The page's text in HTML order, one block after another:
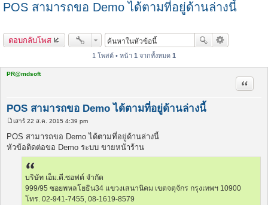
i
g
POS สามารถขอ Demo ได้ตามที่อยู่ด้านล่างนี้
ตอบกลับโพส
1 โพสต์ • หน้า 1 จากทั้งหมด 1
PR@mdsoft
POS สามารถขอ Demo ได้ตามที่อยู่ด้านล่างนี้
อ้างคำ
พ
ส
ต์
เสาร์ 22 ส.ค. 2015 4:39 pm
POS สามารถขอ Demo ได้ตามที่อยู่ด้านล่างนี้
หัวข้อติดต่อขอ Demo ระบบ ขายหน้าร้าน
บริษัท เอ็ม.ดี.ซอฟต์ จำกัด
999/95 ซอยพหลโยธิน34 แขวงเสนานิคม เขตจตุจักร กรุงเทพฯ 10900
โทร. 02-941-7455, 08-1619-8579